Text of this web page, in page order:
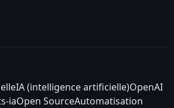
IA (intelligence artificielle)OpenAI
iaOpen SourceAutomatisation